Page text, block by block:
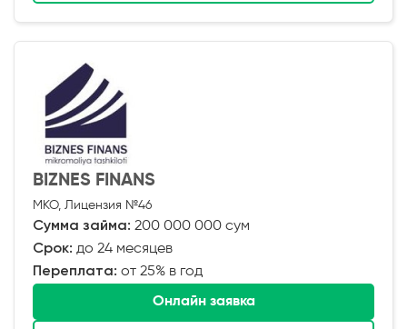
BIZNES FINANS
МКО, Лицензия №46
Сумма займа: 200 000 000 сум
Срок: до 24 месяцев
Переплата: от 25% в год
Онлайн заявка